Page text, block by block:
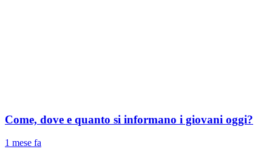
Come, dove e quanto si informano i giovani oggi?
1 mese fa